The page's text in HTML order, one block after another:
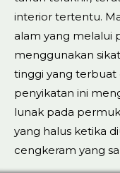
interior tertentu.
alam yang melalui
menggunakan
tinggi yang terbuat
penyikatan ini
lunak pada
yang halus ketika
cengkeram yang